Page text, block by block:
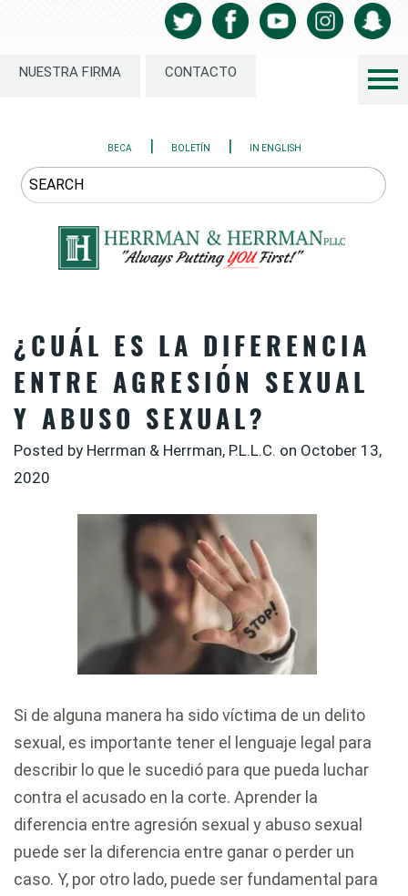
NUESTRA FIRMA CONTACTO
BECA | BOLETÍN | IN ENGLISH
¿CUÁL ES LA DIFERENCIA
ENTRE AGRESIÓN SEXUAL
Y ABUSO SEXUAL?
Posted by Herrman & Herrman, P.L.L.C. on October 13,
2020
Si de alguna manera ha sido víctima de un delito
sexual, es importante tener el lenguaje legal para
describir lo que le sucedió para que pueda luchar
contra el acusado en la corte. Aprender la
diferencia entre agresión sexual y abuso sexual
puede ser la diferencia entre ganar o perder un
caso. Y, por otro lado, puede ser fundamental para